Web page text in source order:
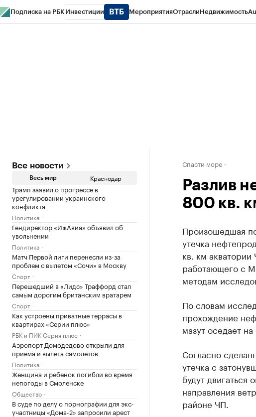
Подписка на РБК Инвестиции МероприятияОтраслиНедвижимость
Все новости
Весь мир Краснодар
Трамп заявил о прогрессе в
урегулировании украинского
конфликта
Политика
Гендиректор «ИжАвиа» объявил об
увольнении
Политика
Матч Первой лиги перенесли из-за
проблем с вылетом «Сочи» в Москву
Спорт
Перешедший в «Лидс» Траффорд стал
самым дорогим британским вратарем
Спорт
Как устроены приватные террасы в
квартирах «Серии плюс»
РБК и ПИК Серия плюс
Аэропорт Домодедово открыли для
приема и вылета самолетов
Политика
Женщина и ребенок погибли во время
непогоды в Смоленске
Общество
В суде по делу о порнографии для экс-
участницы «Дома-2» запросили арест
Спасти море
Разлив
800 кв.
Произошедшая
утечка
кв. км
работающего с
методам
По словам
прохождение
мазут оседает
Согласно
утечка с
будут двигаться
направления
районе ЧП.